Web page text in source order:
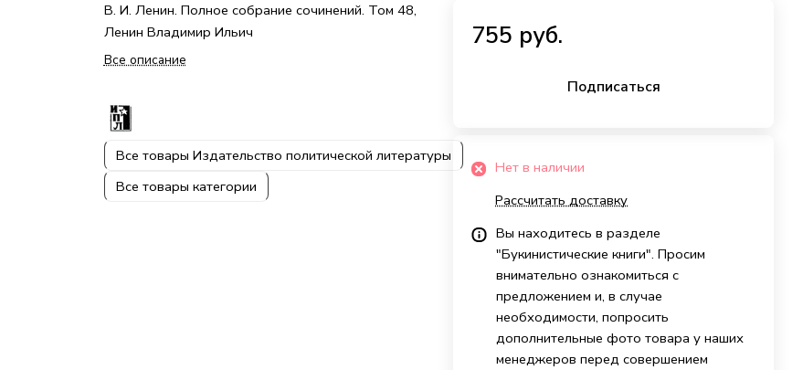
В. И. Ленин. Полное собрание сочинений. Том 48,
Ленин Владимир Ильич
Все описание
Все товары Издательство политической литературы
Все товары категории
755 руб.
Подписаться
Нет в наличии
Рассчитать доставку
Вы находитесь в разделе
"Букинистические книги". Просим
внимательно ознакомиться с
предложением и, в случае
необходимости, попросить
дополнительные фото товара у наших
менеджеров перед совершением